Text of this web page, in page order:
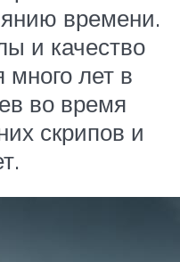
времени.
и качество
много лет в
во время
скрипов и